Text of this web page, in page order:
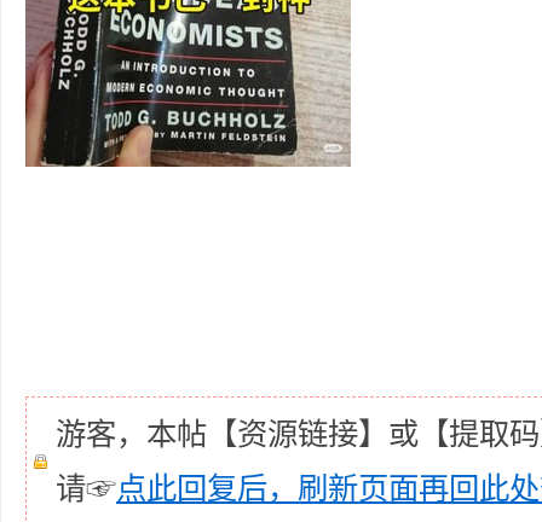
游客，本帖【资源链接】或【提取
请☞点此回复后，刷新页面再回此